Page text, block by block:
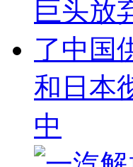
和日本
中